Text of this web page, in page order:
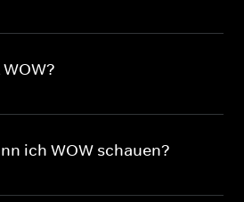
ich WOW schauen?